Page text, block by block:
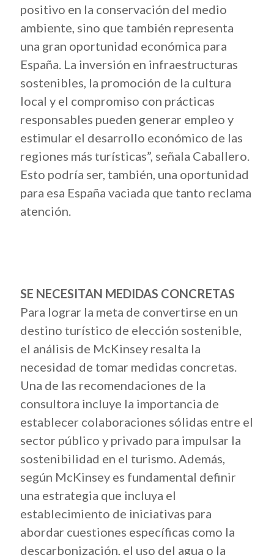
positivo en la conservación del medio
ambiente, sino que también representa
una gran oportunidad económica para
España. La inversión en infraestructuras
sostenibles, la promoción de la cultura
local y el compromiso con prácticas
responsables pueden generar empleo y
estimular el desarrollo económico de las
regiones más turísticas”, señala Caballero.
Esto podría ser, también, una oportunidad
para esa España vaciada que tanto reclama
atención.
SE NECESITAN MEDIDAS CONCRETAS
Para lograr la meta de convertirse en un
destino turístico de elección sostenible,
el análisis de McKinsey resalta la
necesidad de tomar medidas concretas.
Una de las recomendaciones de la
consultora incluye la importancia de
establecer colaboraciones sólidas entre el
sector público y privado para impulsar la
sostenibilidad en el turismo. Además,
según McKinsey es fundamental definir
una estrategia que incluya el
establecimiento de iniciativas para
abordar cuestiones específicas como la
descarbonización, el uso del agua o la